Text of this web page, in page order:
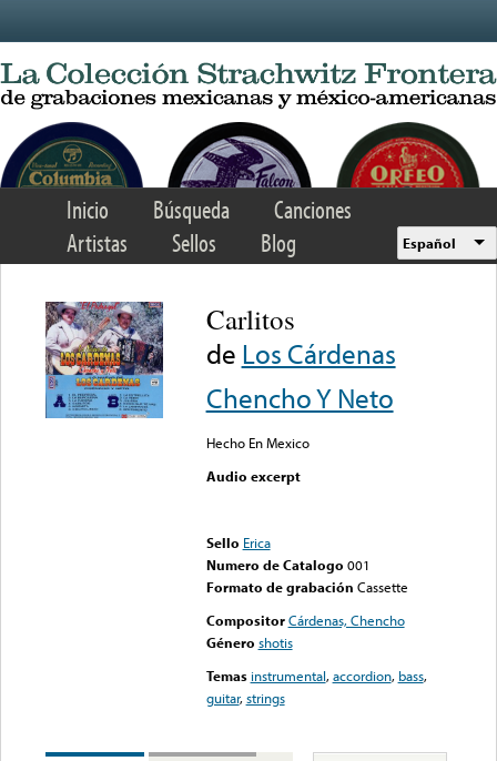
Inicio Búsqueda
Canciones
Artistas
Sellos Blog Español
Carlitos
de Los Cárdenas
Chencho Y Neto
Hecho En Mexico
Audio excerpt
Sello Erica
Numero de Catalogo 001
Formato de grabación Cassette
Compositor Cárdenas, Chencho
Género shotis
Temas instrumental,accordion, bass,
guitar,strings